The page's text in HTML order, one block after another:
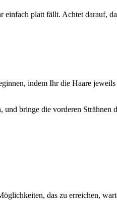
platt fällt. Achtet darauf,
indem Ihr die Haare
bringe die vorderen Strähnen
das zu erreichen,